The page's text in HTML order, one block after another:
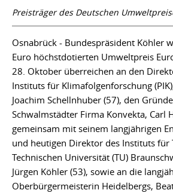
Preisträger des Deutschen
Osnabrück - Bundespräsident Köhler
Euro höchstdotierten Umweltpreis
28. Oktober überreichen an den
Instituts für Klimafolgenforschung
Joachim Schellnhuber (57), den
Schwalmstädter Firma Konvekta, Carl
gemeinsam mit seinem langjährigen
und heutigen Direktor des Instituts
Technischen Universität (TU)
Jürgen Köhler (53), sowie an die
Oberbürgermeisterin Heidelbergs,